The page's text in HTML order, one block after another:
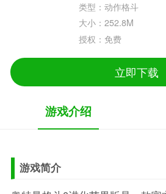
类型：动作格斗
大小：252.8M
授权：免费
立即下载
游戏介绍
游戏简介